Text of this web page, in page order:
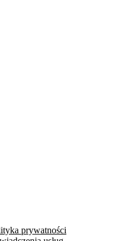
prywatności